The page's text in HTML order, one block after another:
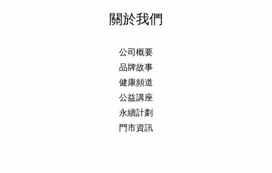
關於我們
公司概要
品牌故事
健康頻道
公益講座
永續計劃
門市資訊